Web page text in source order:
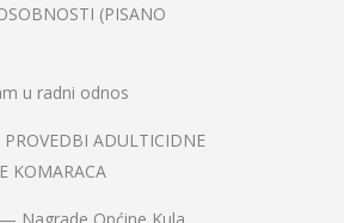
(PISANO
u radni odnos
PROVEDBI ADULTICIDNE
KOMARACA